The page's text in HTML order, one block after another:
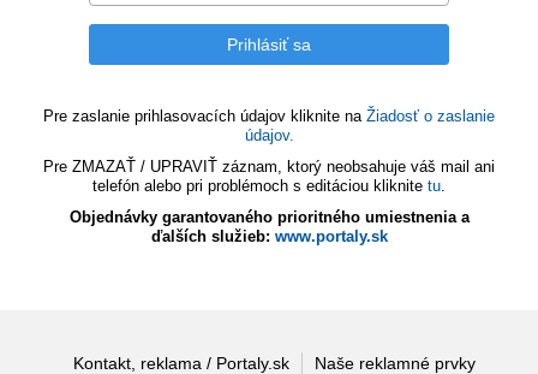
Pre zaslanie prihlasovacích údajov kliknite na Žiadosť o zaslanie
údajov.
Pre ZMAZAŤ / UPRAVIŤ záznam, ktorý neobsahuje váš mail ani
telefón alebo pri problémoch s editáciou kliknite tu.
Objednávky garantovaného prioritného umiestnenia a
ďalších služieb: www.portaly.sk
Kontakt, reklama / Portaly.sk
Naše reklamné prvky